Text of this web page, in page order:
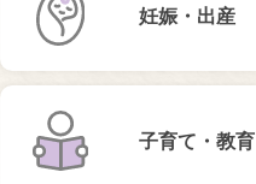
妊娠・出産
子育て・教育